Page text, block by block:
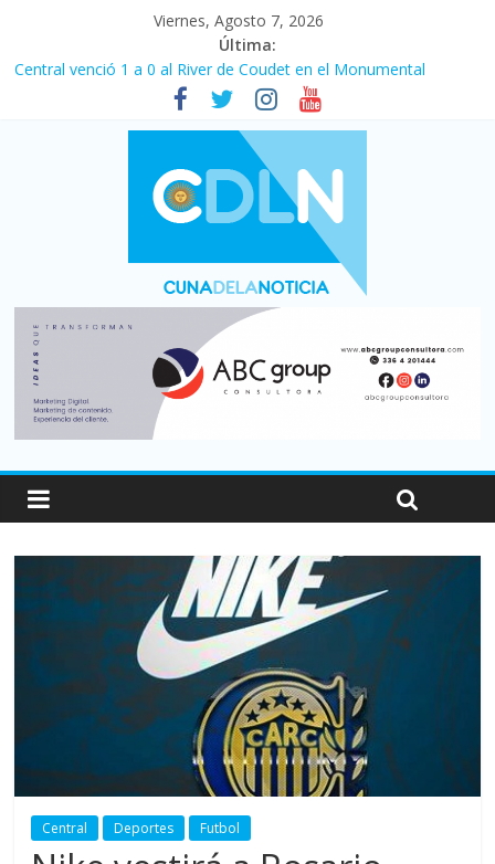
Viernes, Agosto 7, 2026
Última:
Central venció 1 a 0 al River de Coudet en el Monumental
La morosidad alcanzó su nivel más alto en dos décadas y ya
afecta a 400 mil deudores en Santa Fe
Desde que asumió Milei cerraron 41.000 kioscos: el sector
denuncia crisis como en 2001
Vacaciones de invierno con más movimiento y consumo
turístico: 4,6 millones de personas viajaron por el país, un 5,9%
Fuerte caída de la venta de autos usados en julio: bajó un 12,6%
Central Deportes Futbol